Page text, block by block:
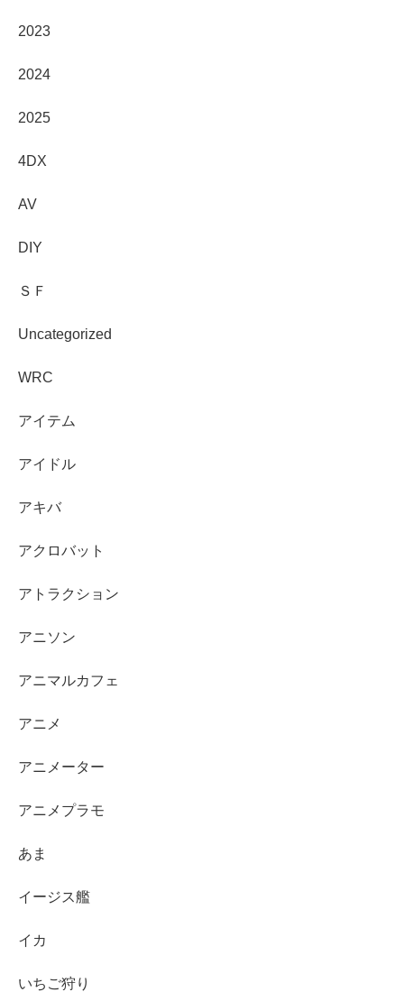
2023
2024
2025
4DX
AV
DIY
ＳＦ
Uncategorized
WRC
アイテム
アイドル
アキバ
アクロバット
アトラクション
アニソン
アニマルカフェ
アニメ
アニメーター
アニメプラモ
あま
イージス艦
イカ
いちご狩り